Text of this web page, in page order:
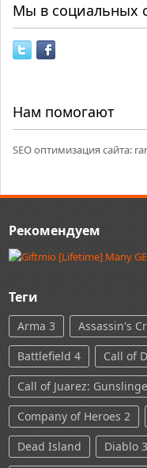
Мы в социальных
Нам помогают
SEO оптимизация сайта:
Рекомендуем
Теги
Arma 3 Assassin's
Battlefield 4
Call of
Call of Juarez:
Company of Heroes 2
Dead Island
Diablo 3